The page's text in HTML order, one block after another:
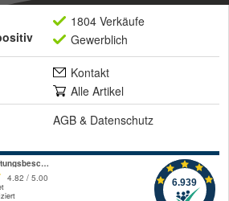
1804 Verkäufe
Gewerblich
Kontakt
Alle Artikel
AGB & Datenschutz